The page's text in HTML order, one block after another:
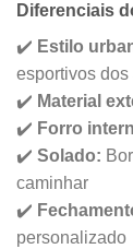
Diferenciais
✔️ Estilo
esportivos dos
✔️ Material
✔️ Forro
✔️ Solado:
caminhar
✔️
personalizado